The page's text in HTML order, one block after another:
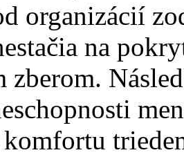
organizácií
na
zberom.